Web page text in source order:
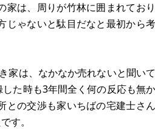
家は、周りが竹林に囲まれており
じゃないと駄目だなと最初から考
家は、なかなか売れないと聞いて
た時も3年間全く何の反応も無か
との交渉も家いちばの宅建士さん
す。